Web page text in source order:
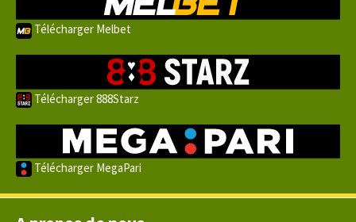
Télécharger Melbet
Télécharger 888Starz
Télécharger MegaPari